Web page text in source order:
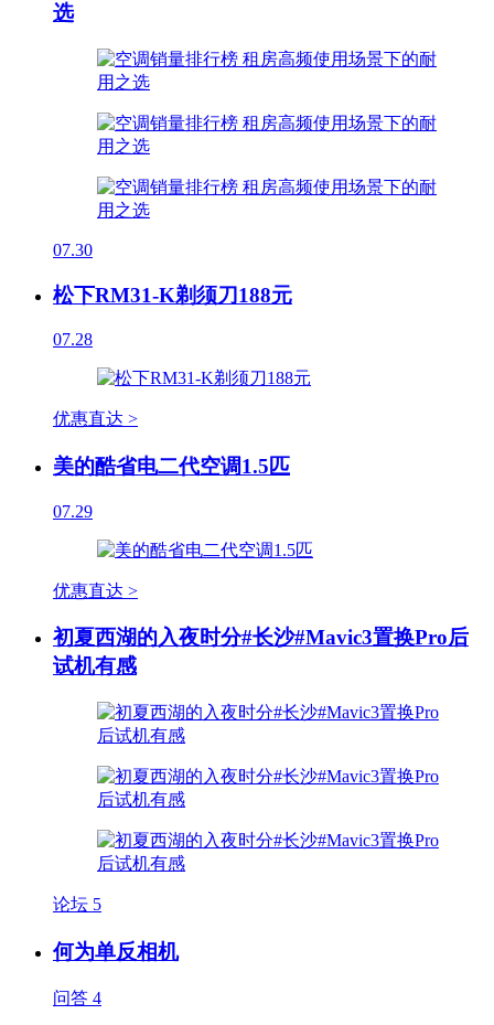
选
07.30
松下RM31-K剃须刀188元
07.28
优惠直达 >
美的酷省电二代空调1.5匹
07.29
优惠直达 >
初夏西湖的入夜时分#长沙#Mavic3置换Pro后
试机有感
论坛 5
何为单反相机
问答 4